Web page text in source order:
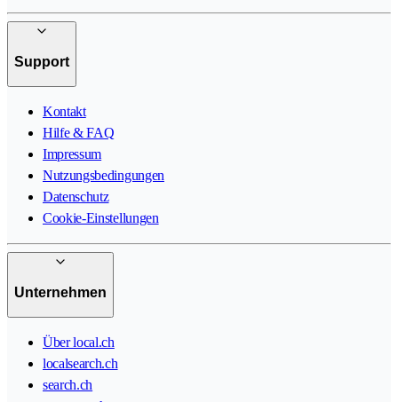
Support
Kontakt
Hilfe & FAQ
Impressum
Nutzungsbedingungen
Datenschutz
Cookie-Einstellungen
Unternehmen
Über local.ch
localsearch.ch
search.ch